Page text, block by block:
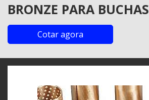
BRONZE PARA BUCHAS
Cotar agora